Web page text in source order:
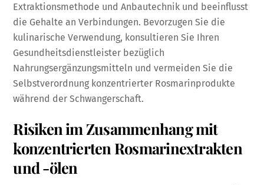
Extraktionsmethode und Anbautechnik und beeinflusst
die Gehalte an Verbindungen. Bevorzugen Sie die
kulinarische Verwendung, konsultieren Sie Ihren
Gesundheitsdienstleister bezüglich
Nahrungsergänzungsmitteln und vermeiden Sie die
Selbstverordnung konzentrierter Rosmarinprodukte
während der Schwangerschaft.
Risiken im Zusammenhang mit
konzentrierten Rosmarinextrakten
und -ölen